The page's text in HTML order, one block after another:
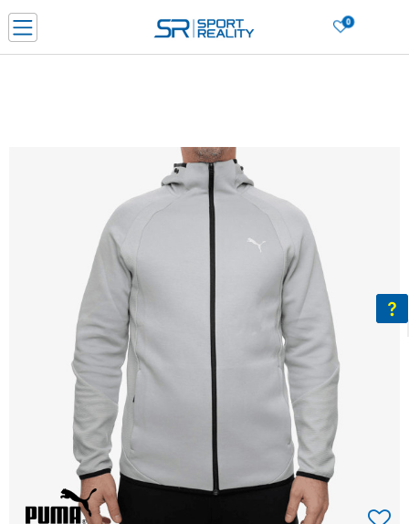
0
& COLLECT Платете со картичка online и подигнете во продавницата по ваш
ДОЗНАЈ ПОВЕЌЕ
Ценовник
ДОЗНАЈ ПОВЕЌЕ